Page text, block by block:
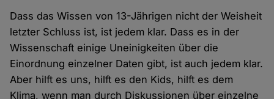
Dass das Wissen von 13-Jährigen nicht der Weisheit
letzter Schluss ist, ist jedem klar. Dass es in der
Wissenschaft einige Uneinigkeiten über die
Einordnung einzelner Daten gibt, ist auch jedem klar.
Aber hilft es uns, hilft es den Kids, hilft es dem
Klima, wenn man durch Diskussionen über einzelne